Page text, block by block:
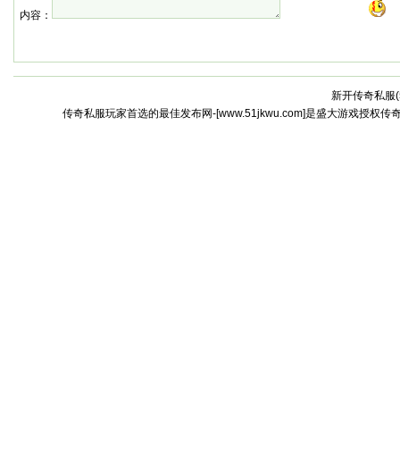
内容：
新开传奇私服(
传奇私服玩家首选的最佳发布网-[www.51jkwu.com]是盛大游戏授权传